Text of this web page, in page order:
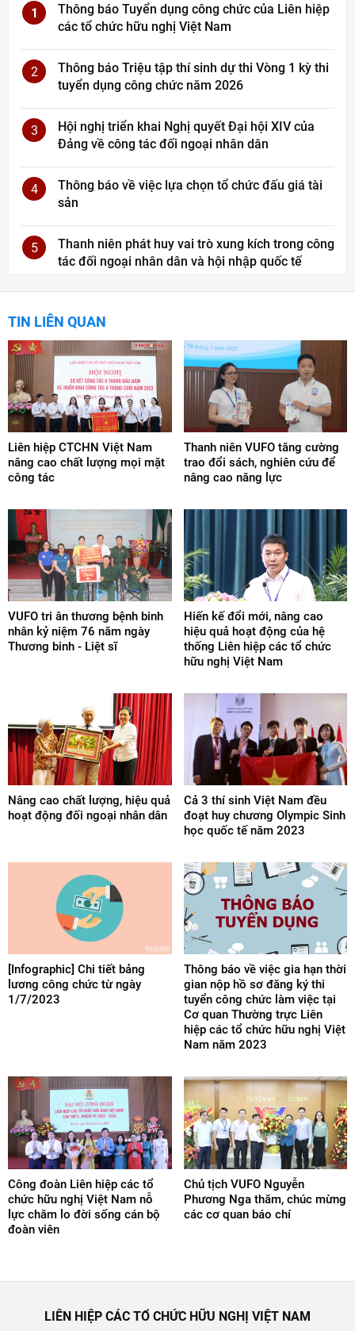
1
Thông báo Tuyển dụng công chức của Liên hiệp
các tổ chức hữu nghị Việt Nam
2
Thông báo Triệu tập thí sinh dự thi Vòng 1 kỳ thi
tuyển dụng công chức năm 2026
3
Hội nghị triển khai Nghị quyết Đại hội XIV của
Đảng về công tác đối ngoại nhân dân
4
Thông báo về việc lựa chọn tổ chức đấu giá tài
sản
5
Thanh niên phát huy vai trò xung kích trong công
tác đối ngoại nhân dân và hội nhập quốc tế
TIN LIÊN QUAN
Liên hiệp CTCHN Việt Nam
nâng cao chất lượng mọi mặt
công tác
Thanh niên VUFO tăng cường
trao đổi sách, nghiên cứu để
nâng cao năng lực
VUFO tri ân thương bệnh binh
nhân kỷ niệm 76 năm ngày
Thương binh - Liệt sĩ
Hiến kế đổi mới, nâng cao
hiệu quả hoạt động của hệ
thống Liên hiệp các tổ chức
hữu nghị Việt Nam
Nâng cao chất lượng, hiệu quả
hoạt động đối ngoại nhân dân
Cả 3 thí sinh Việt Nam đều
đoạt huy chương Olympic Sinh
học quốc tế năm 2023
[Infographic] Chi tiết bảng
lương công chức từ ngày
1/7/2023
Thông báo về việc gia hạn thời
gian nộp hồ sơ đăng ký thi
tuyển công chức làm việc tại
Cơ quan Thường trực Liên
hiệp các tổ chức hữu nghị Việt
Nam năm 2023
Công đoàn Liên hiệp các tổ
chức hữu nghị Việt Nam nỗ
lực chăm lo đời sống cán bộ
đoàn viên
Chủ tịch VUFO Nguyễn
Phương Nga thăm, chúc mừng
các cơ quan báo chí
LIÊN HIỆP CÁC TỔ CHỨC HỮU NGHỊ VIỆT NAM